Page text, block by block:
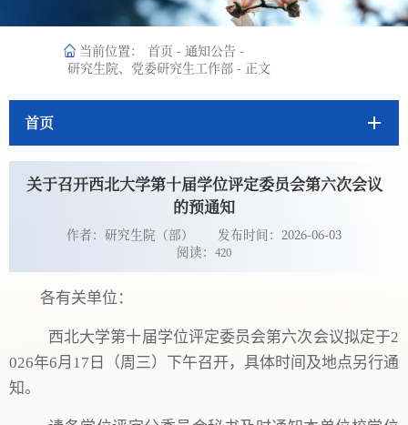
当前位置： 首页 - 通知公告 -
研究生院、党委研究生工作部 - 正文
首页
关于召开西北大学第十届学位评定委员会第六次会议
的预通知
作者：研究生院（部）
发布时间：2026-06-03
阅读： 420
各有关单位：
西北大学第十届学位评定委员会第六次会议拟定于2
026年6月 17 日（周 三 ） 下午召开，具体时间及地点另行通
知。